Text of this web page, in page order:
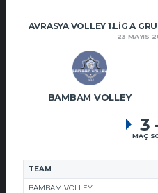
AVRASYA VOLLEY 1.LIG A
23 MAYIS
BAMBAM VOLLEY
3
MAÇ
TEAM
BAMBAM VOLLEY